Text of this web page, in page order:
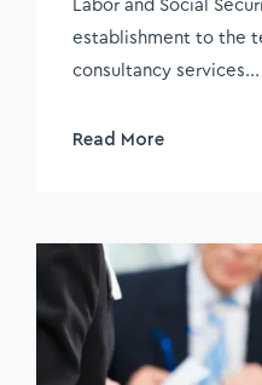
Labor and Social
establishment to the
consultancy services...
Read More